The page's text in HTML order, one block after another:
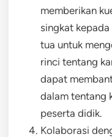
memberikan
singkat
tua untuk
rinci tentang
dapat
dalam tentang
peserta didik.
Kolaborasi